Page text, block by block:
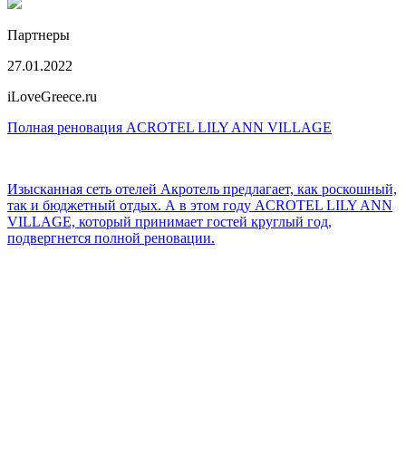
Партнеры
27.01.2022
iLoveGreece.ru
Полная реновация ACROTEL LILY ANN VILLAGE
Изысканная сеть отелей Акротель предлагает, как роскошный,
так и бюджетный отдых. А в этом году ACROTEL LILY ANN
VILLAGE, который принимает гостей круглый год,
подвергнется полной реновации.